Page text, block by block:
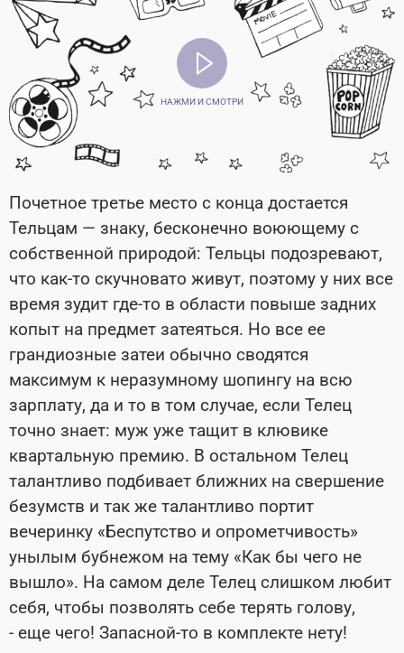
НАЖМИ И СМОТРИ
Почетное третье место с конца достается
Тельцам — знаку, бесконечно воюющему с
собственной природой: Тельцы подозревают,
что как-то скучновато живут, поэтому у них все
время зудит где-то в области повыше задних
копыт на предмет затеяться. Но все ее
грандиозные затеи обычно сводятся
максимум к неразумному шопингу на всю
зарплату, да и то в том случае, если Телец
точно знает: муж уже тащит в клювике
квартальную премию. В остальном Телец
талантливо подбивает ближних на свершение
безумств и так же талантливо портит
вечеринку «Беспутство и опрометчивость»
унылым бубнежом на тему «Как бы чего не
вышло». На самом деле Телец слишком любит
себя, чтобы позволять себе терять голову,
- еще чего! Запасной-то в комплекте нету!